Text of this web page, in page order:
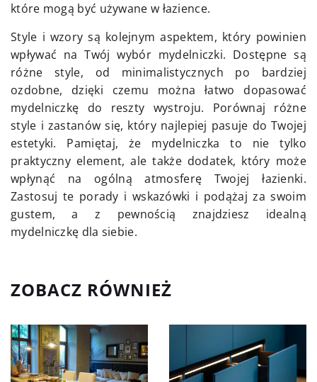
które mogą być używane w łazience.
Style i wzory są kolejnym aspektem, który powinien
wpływać na Twój wybór mydelniczki. Dostępne są
różne style, od minimalistycznych po bardziej
ozdobne, dzięki czemu można łatwo dopasować
mydelniczkę do reszty wystroju. Porównaj różne
style i zastanów się, który najlepiej pasuje do Twojej
estetyki. Pamiętaj, że mydelniczka to nie tylko
praktyczny element, ale także dodatek, który może
wpłynąć na ogólną atmosferę Twojej łazienki.
Zastosuj te porady i wskazówki i podążaj za swoim
gustem, a z pewnością znajdziesz idealną
mydelniczkę dla siebie.
ZOBACZ RÓWNIEŻ